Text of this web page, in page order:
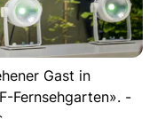
Gast in
Fernsehgarten». -